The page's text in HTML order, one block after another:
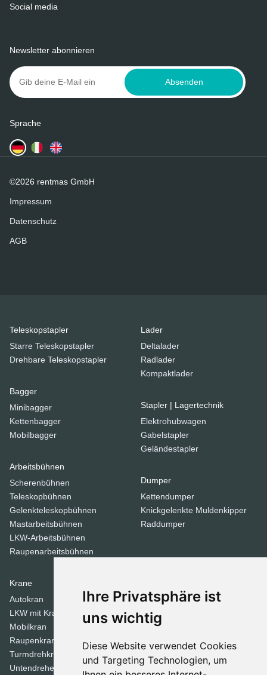
Ihre Privatsphäre ist
uns wichtig
Diese Website verwendet Cookies
und Targeting Technologien, um
Social media
Newsletter abonnieren
Absenden
Sprache
Teleskopstapler
Starre Teleskopstapler
Drehbare Teleskopstapler
Bagger
Minibagger
Kettenbagger
Mobilbagger
Arbeitsbühnen
Scherenbühnen
Teleskopbühnen
Gelenkteleskopbühnen
Mastarbeitsbühnen
LKW-Arbeitsbühnen
Raupenarbeitsbühnen
Lader
Deltalader
Radlader
Kompaktlader
Stapler | Lagertechnik
Elektrohubwagen
Gabelstapler
Geländestapler
Dumper
Kettendumper
Knickgelenkte Muldenkipper
Raddumper
Krane
Autokran
LKW mit Kran
Mobilkran
Raupenkran
Turmdrehkrane
Untendreherkrane
Stampfer
Tandemwalzen
Walzen
Dozer
©2026 rentmas GmbH
Impressum
Datenschutz
AGB